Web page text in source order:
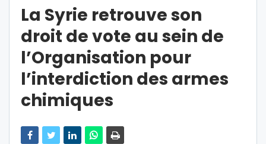
La Syrie retrouve son
droit de vote au sein de
l’Organisation pour
l’interdiction des armes
chimiques